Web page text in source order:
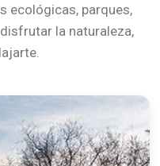
ecológicas, parques,
la naturaleza,